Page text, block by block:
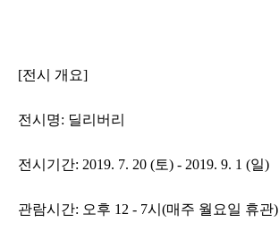
[전시 개요]
전시명: 딜리버리
전시기간: 2019. 7. 20 (토) - 2019. 9. 1 (일)
관람시간: 오후 12 - 7시 (매주 월요일 휴관)